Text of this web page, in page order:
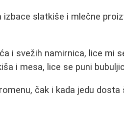
slatkiše i mlečne
i svežih namirnica, lice mi
i mesa, lice se puni
čak i kada jedu dosta